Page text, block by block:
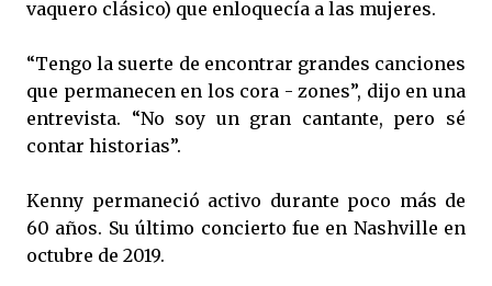
vaquero clásico) que enloquecía a las mujeres.
“Tengo la suerte de encontrar grandes canciones
que permanecen en los cora - zones”, dijo en una
entrevista. “No soy un gran cantante, pero sé
contar historias”.
Kenny permaneció activo durante poco más de
60 años. Su último concierto fue en Nashville en
octubre de 2019.